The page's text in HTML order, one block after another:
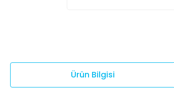
Ürün Bilgisi